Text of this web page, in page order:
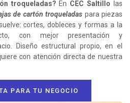
troqueladas? En CEC Saltillo las
de cartón troqueladas para piezas
cortes, dobleces y formas a la
con mejor presentación y
Diseño estructural propio, en el
con atención directa de nuestra
PARA TU NEGOCIO